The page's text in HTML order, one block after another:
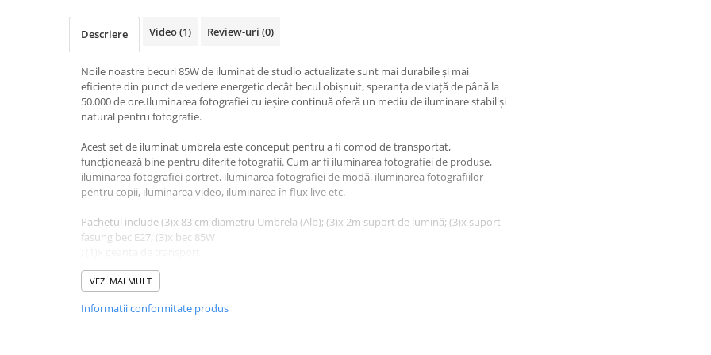
Descriere Video(1) Review-uri (0)
Noile noastre becuri 85W de iluminat de studio actualizate sunt mai durabile și mai
eficiente din punct de vedere energetic decât becul obișnuit, speranța de viață de până la
50.000 de ore.Iluminarea fotografiei cu ieșire continuă oferă un mediu de iluminare stabil și
natural pentru fotografie.
Acest set de iluminat umbrela este conceput pentru a fi comod de transportat,
funcționează bine pentru diferite fotografii. Cum ar fi iluminarea fotografiei de produse,
iluminarea fotografiei portret, iluminarea fotografiei de modă, iluminarea fotografiilor
pentru copii, iluminarea video, iluminarea în flux live etc.
Pachetul include (3)x 83 cm diametru Umbrela (Alb); (3)x 2m suport de lumină; (3)x suport
fasung bec E27; (3)x bec 85W
Caracteristici:
dorită de dvs.
VEZI MAI MULT
Informatii conformitate produs